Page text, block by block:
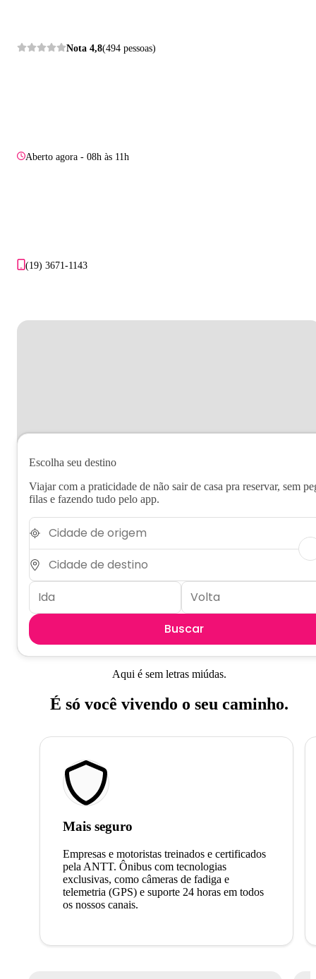
Nota 4,8(494 pessoas)
Aberto agora - 08h às 11h
(19) 3671-1143
Escolha seu destino
Viajar com a praticidade de não sair de casa pra reservar, sem
filas e fazendo tudo pelo app.
Buscar
Aqui é sem letras miúdas.
É só você vivendo o seu caminho.
Mais seguro
Empresas e motoristas treinados e certificados
pela ANTT. Ônibus com tecnologias
exclusivas, como câmeras de fadiga e
telemetria (GPS) e suporte 24 horas em todos
os nossos canais.